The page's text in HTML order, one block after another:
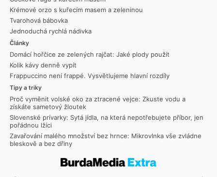
Krémové orzo s kuřecím masem a zeleninou
Tvarohová bábovka
Jednoduchá rychlá nádivka
Články
Domácí hořčice ze zelených rajčat: Jaké plody použít
Kolik kávy denně vypít
Frappuccino není frappé. Vysvětlujeme hlavní rozdíly
Tipy a triky
Proč vyměnit volské oko za ztracené vejce: Zkuste vodu a
získáte sametový žloutek
Slovenské prívarky: Sytá jídla, na která nepotřebujete příbor, jen
pořádnou lžíci
Zavařování malého množství bez hrnce: Mikrovlnka vše zvládne
bleskově a bez dřiny